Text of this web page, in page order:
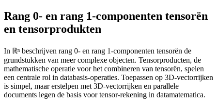
Rang 0- en rang 1-componenten tensorën
en tensorprodukten
In ℝⁿ beschrijven rang 0- en rang 1-componenten tensorën de
grundstukken van meer complexe objecten. Tensorproducten, de
mathematische operatie voor het combineren van tensorën, spelen
een centrale rol in databasis-operaties. Toepassen op 3D-vectorrijken
is simpel, maar erstelpen met 3D-vectorrijken en parallele
documents legen de basis voor tensor-rekening in datamatematica.